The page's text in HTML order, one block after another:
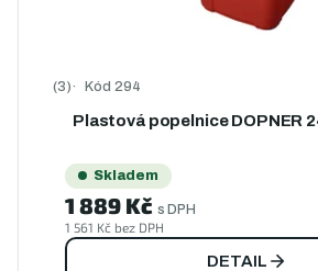
Plastová popelnice DOPNER
Průměrné hodnocení produktu je 5,0
Kód 294
Skladem
1 561 Kč bez DPH
1 889 Kč s DPH
DETAIL